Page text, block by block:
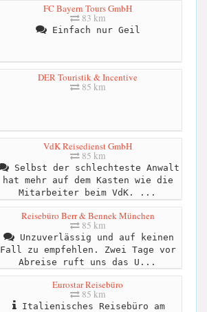
FC Bayern Tours GmbH
83 km
Einfach nur Geil
DER Touristik & Incentive
85 km
VdK Reisedienst GmbH
85 km
Selbst der schlechteste Anwalt
hat mehr auf dem Kasten wie die
Mitarbeiter beim VdK. ...
Reisebüro Berr & Bennek München
85 km
Unzuverlässig und auf keinen
Fall zu empfehlen. Zwei Tage vor
Abreise ruft uns das U...
Eurostar Reisebüro
85 km
Italienisches Reisebüro am